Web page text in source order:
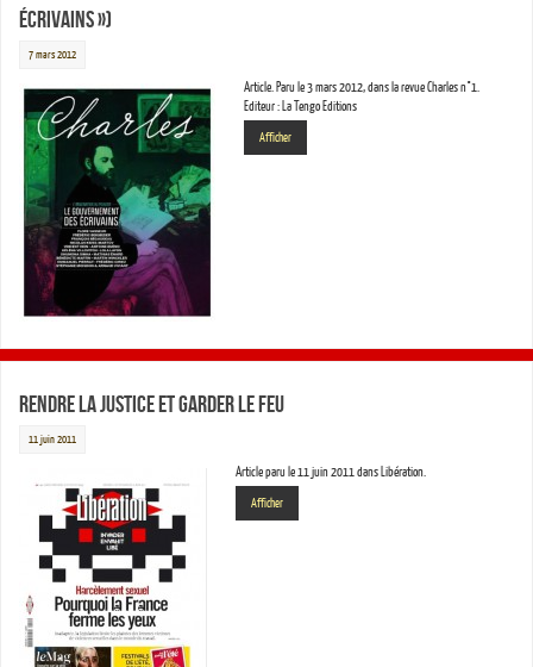
écrivains »)
7 mars 2012
Article. Paru le 3 mars 2012, dans la revue Charles n°1.
Editeur : La Tengo Editions
Afficher
Rendre la justice et garder le feu
11 juin 2011
Article paru le 11 juin 2011 dans Libération.
Afficher